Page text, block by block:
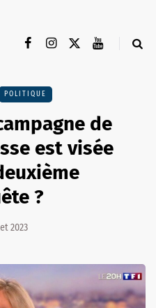
POLITIQUE
de
est visée
?
2023